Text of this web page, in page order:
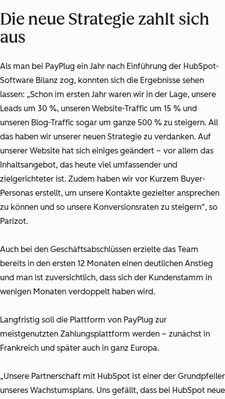
Die neue Strategie zahlt sich
aus
Als man bei PayPlug ein Jahr nach Einführung der HubSpot-
Software Bilanz zog, konnten sich die Ergebnisse sehen
lassen: „Schon im ersten Jahr waren wir in der Lage, unsere
Leads um 30 %, unseren Website-Traffic um 15 % und
unseren Blog-Traffic sogar um ganze 500 % zu steigern. All
das haben wir unserer neuen Strategie zu verdanken. Auf
unserer Website hat sich einiges geändert – vor allem das
Inhaltsangebot, das heute viel umfassender und
zielgerichteter ist. Zudem haben wir vor Kurzem Buyer-
Personas erstellt, um unsere Kontakte gezielter ansprechen
zu können und so unsere Konversionsraten zu steigern“, so
Parizot.
Auch bei den Geschäftsabschlüssen erzielte das Team
bereits in den ersten 12 Monaten einen deutlichen Anstieg
und man ist zuversichtlich, dass sich der Kundenstamm in
wenigen Monaten verdoppelt haben wird.
Langfristig soll die Plattform von PayPlug zur
meistgenutzten Zahlungsplattform werden – zunächst in
Frankreich und später auch in ganz Europa.
„Unsere Partnerschaft mit HubSpot ist einer der Grundpfeiler
unseres Wachstumsplans. Uns gefällt, dass bei HubSpot neue